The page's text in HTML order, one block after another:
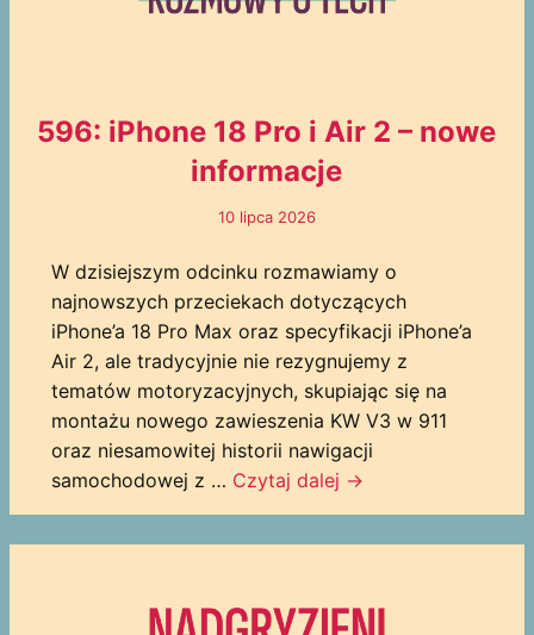
596: iPhone 18 Pro i Air 2 – nowe
informacje
10 lipca 2026
W dzisiejszym odcinku rozmawiamy o
najnowszych przeciekach dotyczących
iPhone’a 18 Pro Max oraz specyfikacji iPhone’a
Air 2, ale tradycyjnie nie rezygnujemy z
tematów motoryzacyjnych, skupiając się na
montażu nowego zawieszenia KW V3 w 911
oraz niesamowitej historii nawigacji
samochodowej z … Czytaj dalej →